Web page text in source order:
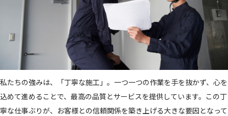
私たちの強みは、「丁寧な施工」。一つ一つの作業を手を抜かず、心を
込めて進めることで、最高の品質とサービスを提供しています。この丁
寧な仕事ぶりが、お客様との信頼関係を築き上げる大きな要因となって